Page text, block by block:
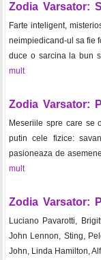
Zodia Varsator:
Farte inteligent,
neimpiedicand-ul sa fie
duce o sarcina la bun
mult
Zodia Varsator:
Meseriile spre care se
putin cele fizice:
pasioneaza de
mult
Zodia Varsator:
Luciano Pavarotti,
John Lennon, Sting,
John, Linda Hamilton,